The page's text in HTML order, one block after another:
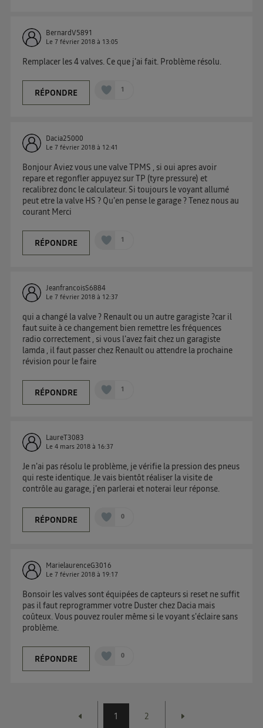
BernardV5891
Le7 février 2018 à 13:05
Remplacer les 4 valves. Ce que j'ai fait. Problème résolu.
RÉPONDRE 1
Dacia25000
Le7 février 2018 à 12:41
Bonjour Aviez vous une valve TPMS , si oui apres avoir
repare et regonfler appuyez sur TP (tyre pressure) et
recalibrez donc le calculateur. Si toujours le voyant allumé
peut etre la valve HS ? Qu'en pense le garage ? Tenez nous au
courant Merci
RÉPONDRE 1
JeanfrancoisS6884
Le7 février 2018 à 12:37
qui a changé la valve ? Renault ou un autre garagiste ?car il
faut suite à ce changement bien remettre les fréquences
radio correctement , si vous l'avez fait chez un garagiste
lamda , il faut passer chez Renault ou attendre la prochaine
révision pour le faire
RÉPONDRE 1
LaureT3083
Le4 mars 2018 à 16:37
Je n'ai pas résolu le problème, je vérifie la pression des pneus
qui reste identique. Je vais bientôt réaliser la visite de
contrôle au garage, j'en parlerai et noterai leur réponse.
RÉPONDRE 0
MarielaurenceG3016
Le7 février 2018 à 19:17
Bonsoir les valves sont équipées de capteurs si reset ne suffit
pas il faut reprogrammer votre Duster chez Dacia mais
coûteux. Vous pouvez rouler même si le voyant s'éclaire sans
problème.
RÉPONDRE 0
1 2